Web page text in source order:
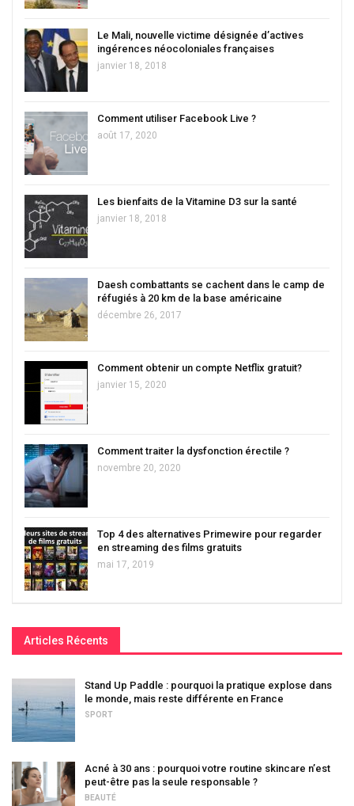
Le Mali, nouvelle victime désignée d’actives
ingérences néocoloniales françaises
janvier 18, 2018
Comment utiliser Facebook Live ?
août 17, 2020
Les bienfaits de la Vitamine D3 sur la santé
janvier 18, 2018
Daesh combattants se cachent dans le camp de
réfugiés à 20 km de la base américaine
décembre 26, 2017
Comment obtenir un compte Netflix gratuit?
janvier 15, 2020
Comment traiter la dysfonction érectile ?
novembre 20, 2020
Top 4 des alternatives Primewire pour regarder
en streaming des films gratuits
mai 17, 2019
Articles Récents
Stand Up Paddle : pourquoi la pratique explose dans
le monde, mais reste différente en France
SPORT
Acné à 30 ans : pourquoi votre routine skincare n’est
peut-être pas la seule responsable ?
BEAUTÉ